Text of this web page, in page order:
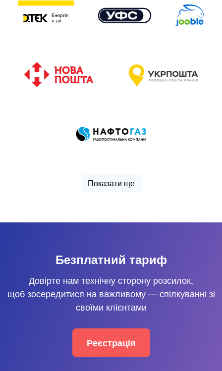
Показати ще
Безплатний тариф
Довірте нам технічну сторону розсилок,
щоб зосередитися на важливому — спілкуванні зі
своїми клієнтами
Реєстрація